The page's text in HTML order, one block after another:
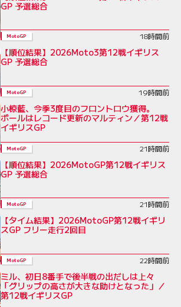
GP 予選総合
MotoGP 18時間前
【順位結果】2026Moto3第12戦イギリス
GP 予選総合
MotoGP 19時間前
小椋藍、今季3度目のフロントロウ獲得。
ポールはレコード更新のマルティン／第12戦
イギリスGP
MotoGP 21時間前
【順位結果】2026MotoGP第12戦イギリス
GP 予選総合
MotoGP 21時間前
【タイム結果】2026MotoGP第12戦イギリ
スGP フリー走行2回目
MotoGP 22時間前
ミル、初日8番手で後半戦の出だしは上々
「グリップの高さが大きな助けとなった」／
第12戦イギリスGP